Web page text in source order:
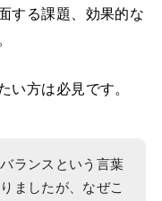
する課題、効果的な
方は必見です。
ランスという言葉
ましたが、なぜこ